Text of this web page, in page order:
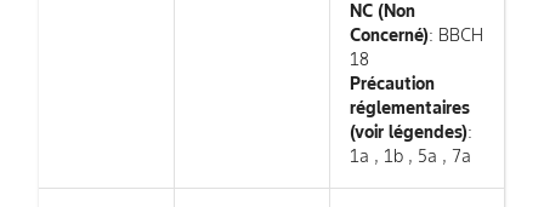
NC (Non
Concerné): BBCH
18
Précaution
réglementaires
(voir légendes):
1a , 1b , 5a , 7a